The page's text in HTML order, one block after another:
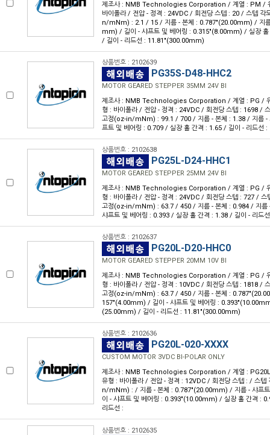
제조사 : NMB Technologies Corporation / 계열 : PM /
바이폴라 / 전압 - 정격 : 24VDC / 회전당 스텝 : 20 / 스텝 각
n/mNm) : 2.1 / 15 / 지름 - 본체 : 0.787"(20.00mm) / 지
mm) / 길이 - 샤프트 및 베어링 : 0.315"(8.00mm) / 실장
/ 길이 - 리드선 : 11.81"(300.00mm)
상품번호 : 2102639
PG35S-D48-HHC2
MOTOR GEARED STEPPER 35MM 24V BI
제조사 : NMB Technologies Corporation / 계열 : PG /
형 : 바이폴라 / 전압 - 정격 : 24VDC / 회전당 스텝 : 1698 /
고정(oz-in/mNm) : 99.1 / 700 / 지름 - 본체 : 1.38 / 지름 -
프트 및 베어링 : 0.709 / 실장 홀 간격 : 1.65 / 길이 - 리드선 :
상품번호 : 2102638
PG25L-D24-HHC1
MOTOR GEARED STEPPER 25MM 24V BI
제조사 : NMB Technologies Corporation / 계열 : PG /
형 : 바이폴라 / 전압 - 정격 : 24VDC / 회전당 스텝 : 727 / 스
고정(oz-in/mNm) : 63.7 / 450 / 지름 - 본체 : 0.984 / 지름
샤프트 및 베어링 : 0.393 / 실장 홀 간격 : 1.38 / 길이 - 리드
상품번호 : 2102637
PG20L-D20-HHC0
MOTOR GEARED STEPPER 20MM 10V BI
제조사 : NMB Technologies Corporation / 계열 : PG /
형 : 바이폴라 / 전압 - 정격 : 10VDC / 회전당 스텝 : 1818 /
고정(oz-in/mNm) : 63.7 / 450 / 지름 - 본체 :
157"(4.00mm) / 길이 - 샤프트 및 베어링 :
(25.00mm) / 길이 - 리드선 : 11.81"(300.00mm)
상품번호 : 2102636
PG20L-020-XXXX
CUSTOM MOTOR 3VDC BI-POLAR ONLY
제조사 : NMB Technologies Corporation / 계열 : PG20L
유형 : 바이폴라 / 전압 - 정격 : 12VDC / 회전당 스텝 : / 스텝
n/mNm) : / 지름 - 본체 : 0.787"(20.00mm) / 지름 - 샤프
이 - 샤프트 및 베어링 : 0.393"(10.00mm) / 실장 홀 간격 :
리드선 :
상품번호 : 2102635